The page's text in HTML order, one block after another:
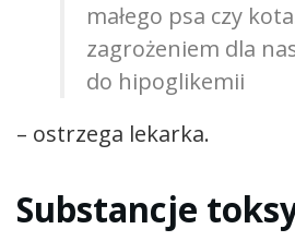
małego psa czy
zagrożeniem dla
do hipoglikemii
– ostrzega lekarka.
Substancje